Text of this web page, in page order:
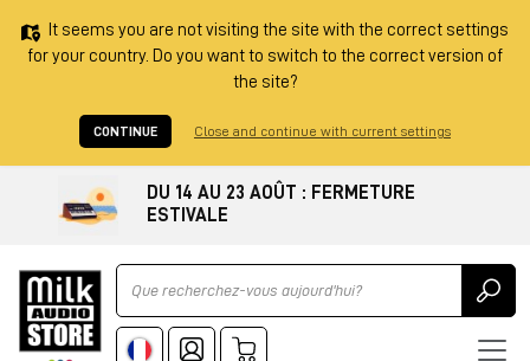
It seems you are not visiting the site with the correct settings
for your country. Do you want to switch to the correct version of
the site?
CONTINUE Close and continue with current settings
DU 14 AU 23 AOÛT : FERMETURE
ESTIVALE
Ricerca